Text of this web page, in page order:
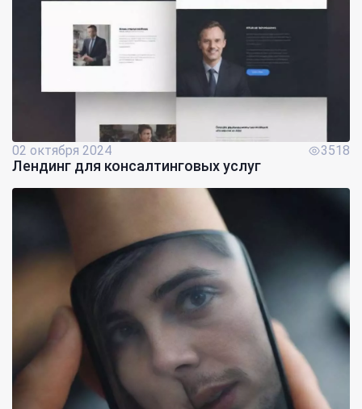
02 октября 2024 3518
Лендинг для консалтинговых услуг